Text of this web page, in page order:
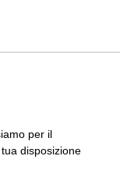
per il
disposizione